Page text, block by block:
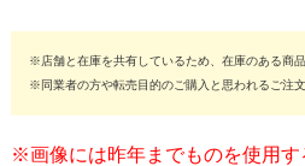
※店舗と在庫を共有しているため、在庫のある商
※同業者の方や転売目的のご購入と思われるご注文
※画像には昨年までものを使用す